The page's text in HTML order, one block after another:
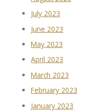
July 2023
June 2023
May 2023
April 2023
March 2023
February 2023
January 2023